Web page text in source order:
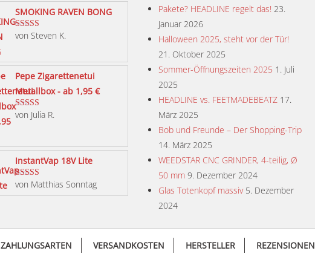
SMOKING RAVEN BONG
Bewertet mit
von Steven K.
Pepe Zigarettenetui
Metallbox - ab 1,95 €
Bewertet mit
von Julia R.
InstantVap 18V Lite
Bewertet mit
5von 5
von Matthias Sonntag
Pakete? HEADLINE regelt das! 23.
Januar 2026
Halloween 2025, steht vor der Tür!
21. Oktober 2025
Sommer-Öffnungszeiten 2025 1. Juli
2025
HEADLINE vs. FEETMADEBEATZ 17.
März 2025
Bob und Freunde – Der Shopping-Trip
14. März 2025
WEEDSTAR CNC GRINDER, 4-teilig, Ø
50 mm 9. Dezember 2024
Glas Totenkopf massiv 5. Dezember
2024
ZAHLUNGSARTEN VERSANDKOSTEN HERSTELLER REZENSIONEN